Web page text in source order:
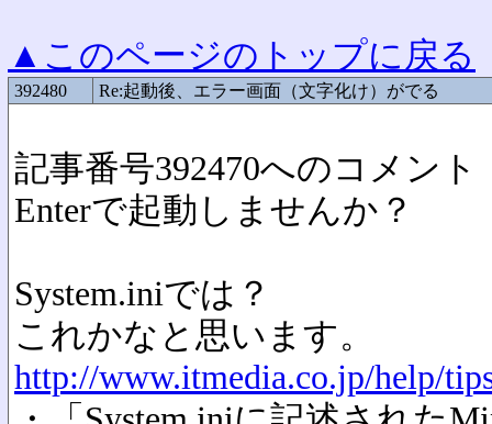
▲このページのトップに戻る
392480 Re:起動後、エラー画面（文字化け）がでる
記事番号392470へのコメント
Enterで起動しませんか？
System.iniでは？
これかなと思います。
http://www.itmedia.co.jp/help/